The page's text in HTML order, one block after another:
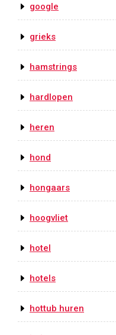
google
grieks
hamstrings
hardlopen
heren
hond
hongaars
hoogvliet
hotel
hotels
hottub huren